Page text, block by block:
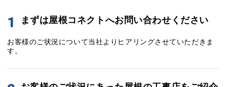
1 まずは屋根コネクトへお問い合わせください
お客様のご状況について当社よりヒアリングさせていただきま
す。